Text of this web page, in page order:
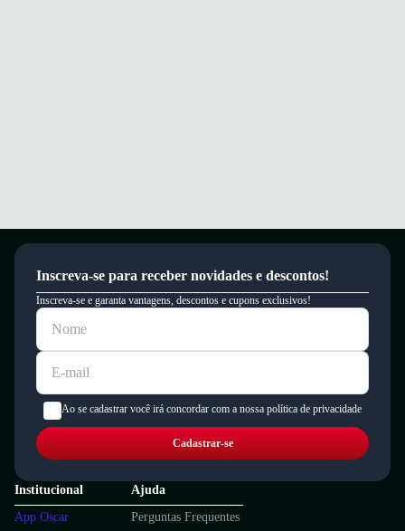
Inscreva-se para receber novidades e descontos!
Inscreva-se e garanta vantagens, descontos e cupons exclusivos!
Ao se cadastrar você irá concordar com a nossa política de privacidade
Cadastrar-se
Institucional
App Oscar
Ajuda
Perguntas Frequentes